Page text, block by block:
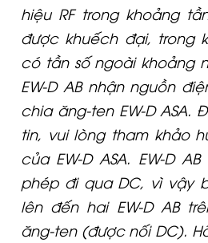
hiệu RF trong khoảng
được khuếch đại, trong
có tần số ngoài khoảng
EW-D AB nhận nguồn
chia ăng-ten EW-D ASA.
tin, vui lòng tham khảo
của EW-D ASA. EW-D
phép đi qua DC, vì vậy
lên đến hai EW-D AB
ăng-ten (được nối DC).